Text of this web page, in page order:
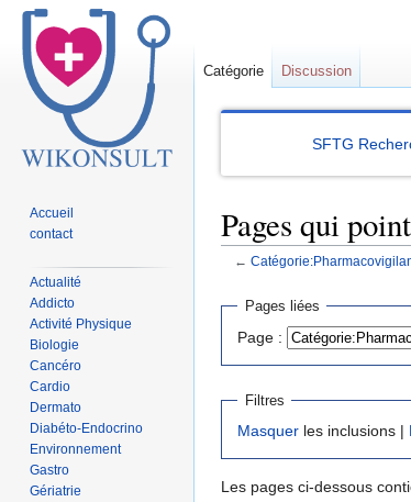
SFTG
Pages qui
←
Sauter
navigation
Sauter
recherche
Pages liées
Page :
Filtres
Masquer les inclusions |
Les pages ci-dessous
Catégorie Discussion
Accueil
contact
Actualité
Addicto
Activité Physique
Biologie
Cancéro
Cardio
Dermato
Diabéto-Endocrino
Environnement
Gastro
Gériatrie